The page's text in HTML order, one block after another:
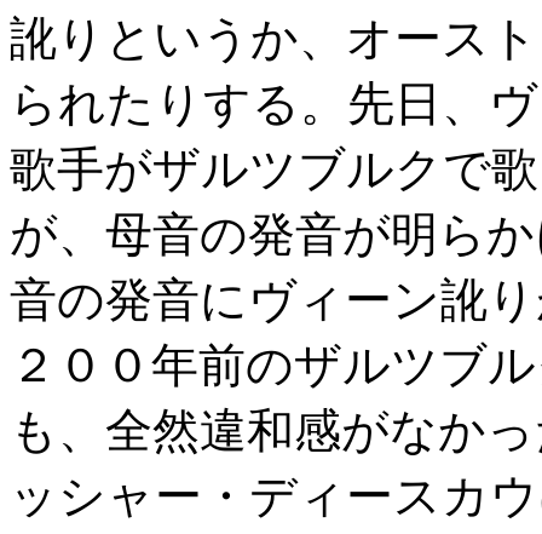
訛りというか、オース
られたりする。先日、
歌手がザルツブルクで
が、母音の発音が明ら
音の発音にヴィーン訛
２００年前のザルツブ
も、全然違和感がなか
ッシャー・ディースカ